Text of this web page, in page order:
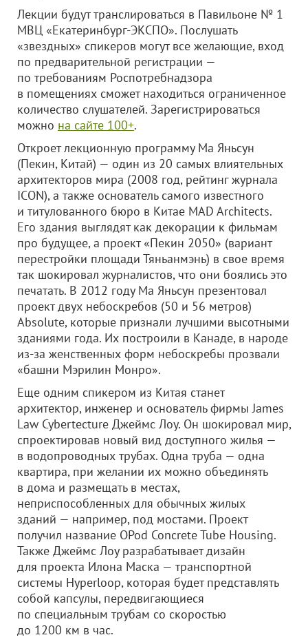
Лекции будут транслироваться в Павильоне № 1
МВЦ «Екатеринбург-ЭКСПО». Послушать
«звездных» спикеров могут все желающие, вход
по предварительной регистрации —
по требованиям Роспотребнадзора
в помещениях сможет находиться ограниченное
количество слушателей. Зарегистрироваться
можно на сайте 100+.
Откроет лекционную программу Ма Яньсун
(Пекин, Китай) — один из 20 самых влиятельных
архитекторов мира (2008 год, рейтинг журнала
ICON), а также основатель самого известного
и титулованного бюро в Китае MAD Architects.
Его здания выглядят как декорации к фильмам
про будущее, а проект «Пекин 2050» (вариант
перестройки площади Тяньанмэнь) в свое время
так шокировал журналистов, что они боялись это
печатать. В 2012 году Ма Яньсун презентовал
проект двух небоскребов (50 и 56 метров)
Absolute, которые признали лучшими высотными
зданиями года. Их построили в Канаде, в народе
из-за женственных форм небоскребы прозвали
«башни Мэрилин Монро».
Еще одним спикером из Китая станет
архитектор, инженер и основатель фирмы James
Law Cybertecture Джеймс Лоу. Он шокировал мир,
спроектировав новый вид доступного жилья —
в водопроводных трубах. Одна труба — одна
квартира, при желании их можно объединять
в дома и размещать в местах,
неприспособленных для обычных жилых
зданий — например, под мостами. Проект
получил название OPod Concrete Tube Housing.
Также Джеймс Лоу разрабатывает дизайн
для проекта Илона Маска — транспортной
системы Hyperloop, которая будет представлять
собой капсулы, передвигающиеся
по специальным трубам со скоростью
до 1200 км в час.